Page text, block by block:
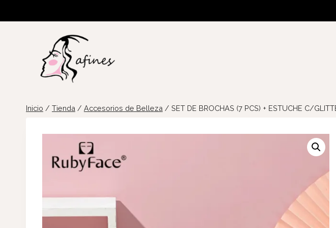
Inicio / Tienda / Accesorios de Belleza / SET DE BROCHAS (7 PCS) + ESTUCHE C/